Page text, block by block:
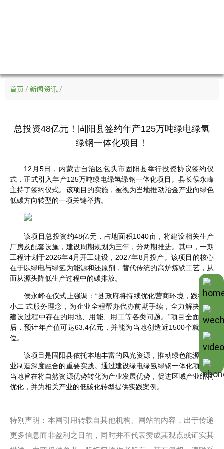
首页 / 新闻资讯 /
总投资48亿元！固阳县签约年产125万吨绿电绿氢
绿钢一体化项目！
12月5日，内蒙古自治区包头市固阳县举行投资协议签约仪
式，正式引入年产125万吨绿电绿氢绿钢一体化项目。县长侯永峰
主持了签约仪式。该项目的实施，被视为当地推动冶金产业向绿色
低碳方向转型的一项关键举措。
该项目总投资约48亿元，占地面积1040亩，将建设相关生产
厂房及配套设施，建设周期规划为三年，分两期推进。其中，一期
工程计划于2026年4月开工建设，2027年8月投产。该项目的核心
在于以绿电与绿氢为能源和还原剂，替代传统的高炉炼铁工艺，从
而从源头降低生产过程中的碳排放。
侯永峰在仪式上强调：“县政府将持续优化营商环境，践行‘店
小二’式服务理念，为企业全程帮办代办前期手续，全力解决项目
建设过程中存在的用地、用能、用工等各类问题。”项目全面达产
后，预计年产值可达63.4亿元，并能为当地创造近1500个就业岗
位。
该项目是固阳县依托本地丰富的风光资源，推动绿色能源与工
业制造深度融合的重要实践。通过建设绿电绿氢绿钢一体化项目，
当地旨在将自然资源优势转化为产业发展优势，促进区域产业结构
优化，并为相关产业的低碳化转型提供实践案例。
特别声明：本网引用转载自其他机构、网站的内容，出于传递
更多信息而非盈利之目的，同时并不代表赞成其观点或证实其